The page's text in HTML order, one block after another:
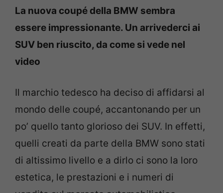
La nuova coupé della BMW sembra
essere impressionante. Un arrivederci ai
SUV ben riuscito, da come si vede nel
video
Il marchio tedesco ha deciso di affidarsi al
mondo delle coupé, accantonando per un
po’ quello tanto glorioso dei SUV. In effetti,
quelli creati da parte della BMW sono stati
di altissimo livello e a dirlo ci sono la loro
estetica, le prestazioni e i numeri di